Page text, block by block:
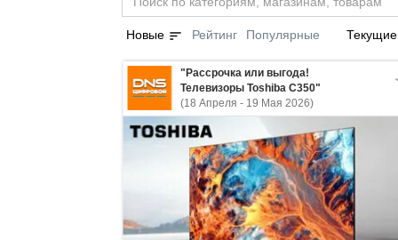
Новые sort Рейтинг Популярные Текущие
"Рассрочка или выгода!
Телевизоры Toshiba С350"
(18 Апреля - 19 Мая 2026)